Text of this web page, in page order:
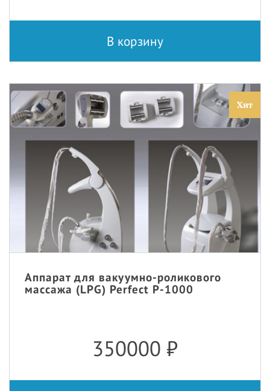
В корзину
Хит
Аппарат для вакуумно-роликового
массажа (LPG) Perfect P-1000
350000 ₽